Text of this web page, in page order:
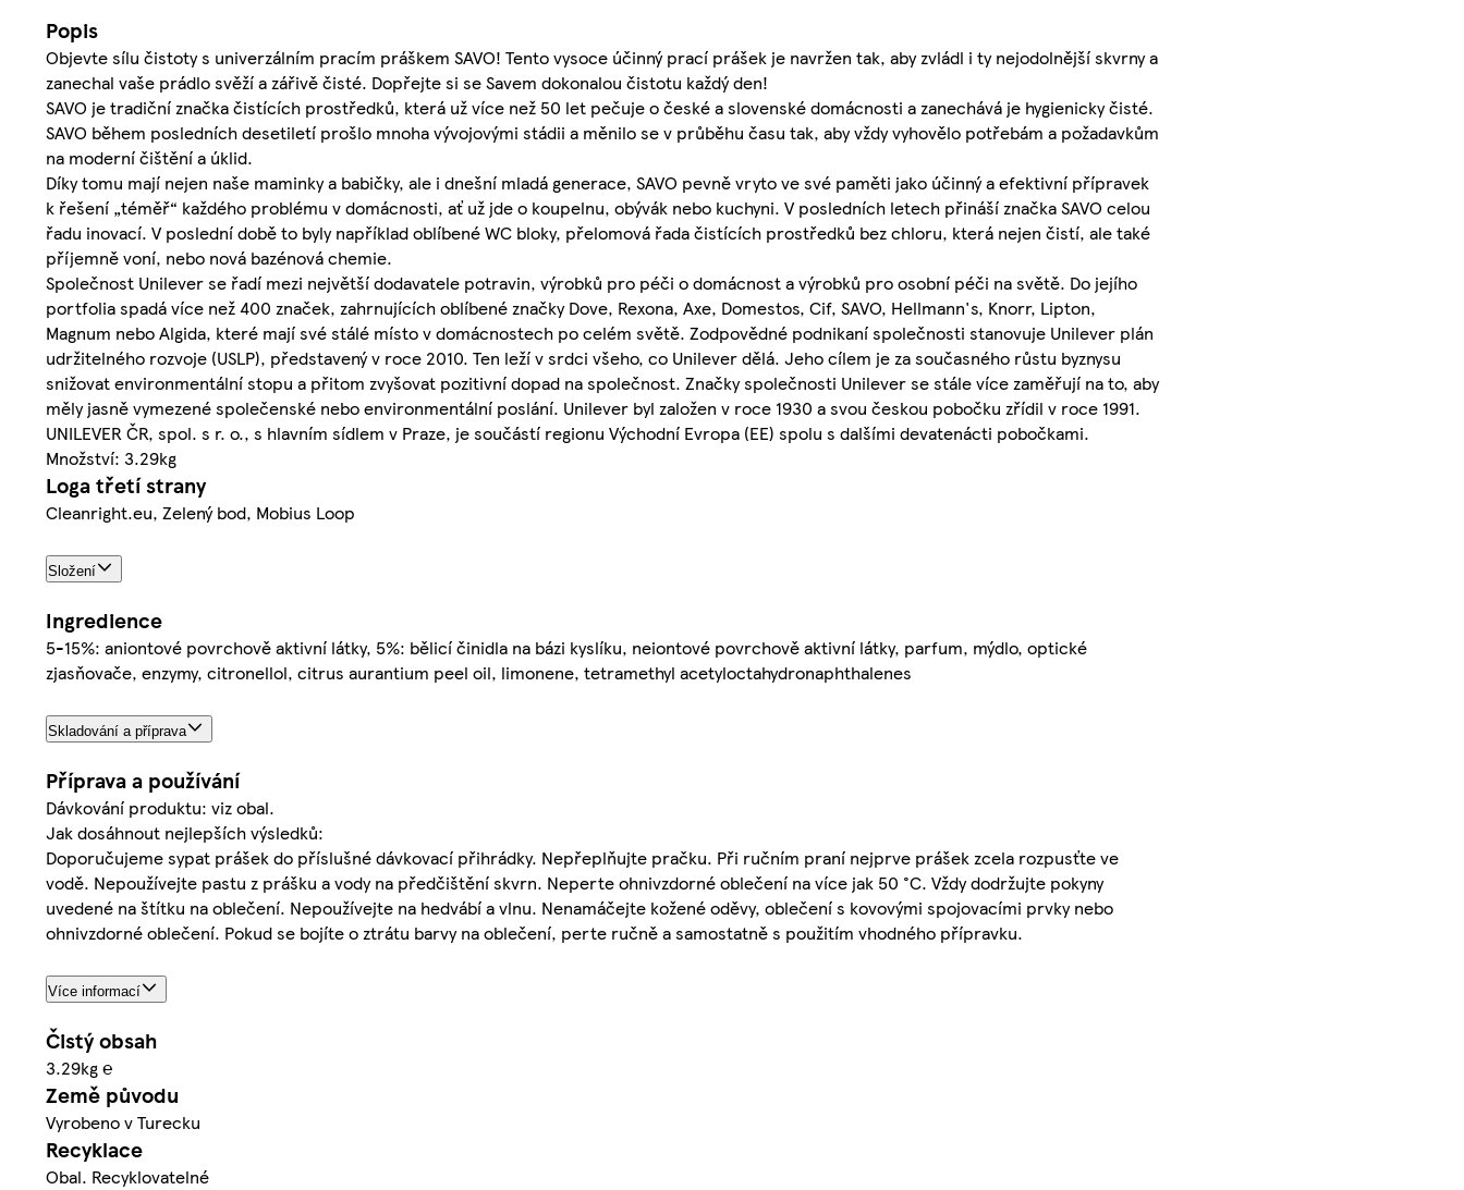
Popis
Objevte sílu čistoty s univerzálním pracím práškem SAVO! Tento vysoce účinný prací prášek je navržen tak, aby zvládl i ty nejodolnější skvrny a
zanechal vaše prádlo svěží a zářivě čisté. Dopřejte si se Savem dokonalou čistotu každý den!
SAVO je tradiční značka čistících prostředků, která už více než 50 let pečuje o české a slovenské domácnosti a zanechává je hygienicky čisté.
SAVO během posledních desetiletí prošlo mnoha vývojovými stádii a měnilo se v průběhu času tak, aby vždy vyhovělo potřebám a požadavkům
na moderní čištění a úklid.
Díky tomu mají nejen naše maminky a babičky, ale i dnešní mladá generace, SAVO pevně vryto ve své paměti jako účinný a efektivní přípravek
k řešení „téměř“ každého problému v domácnosti, ať už jde o koupelnu, obývák nebo kuchyni. V posledních letech přináší značka SAVO celou
řadu inovací. V poslední době to byly například oblíbené WC bloky, přelomová řada čistících prostředků bez chloru, která nejen čistí, ale také
příjemně voní, nebo nová bazénová chemie.
Společnost Unilever se řadí mezi největší dodavatele potravin, výrobků pro péči o domácnost a výrobků pro osobní péči na světě. Do jejího
portfolia spadá více než 400 značek, zahrnujících oblíbené značky Dove, Rexona, Axe, Domestos, Cif, SAVO, Hellmann's, Knorr, Lipton,
Magnum nebo Algida, které mají své stálé místo v domácnostech po celém světě. Zodpovědné podnikaní společnosti stanovuje Unilever plán
udržitelného rozvoje (USLP), představený v roce 2010. Ten leží v srdci všeho, co Unilever dělá. Jeho cílem je za současného růstu byznysu
snižovat environmentální stopu a přitom zvyšovat pozitivní dopad na společnost. Značky společnosti Unilever se stále více zaměřují na to, aby
měly jasně vymezené společenské nebo environmentální poslání. Unilever byl založen v roce 1930 a svou českou pobočku zřídil v roce 1991.
UNILEVER ČR, spol. s r. o., s hlavním sídlem v Praze, je součástí regionu Východní Evropa (EE) spolu s dalšími devatenácti pobočkami.
Množství: 3.29kg
Loga třetí strany
Cleanright.eu, Zelený bod, Mobius Loop
Složení
Ingredience
5-15%: aniontové povrchově aktivní látky, 5%: bělicí činidla na bázi kyslíku, neiontové povrchově aktivní látky, parfum, mýdlo, optické
zjasňovače, enzymy, citronellol, citrus aurantium peel oil, limonene, tetramethyl acetyloctahydronaphthalenes
Skladování a příprava
Příprava a používání
Dávkování produktu: viz obal.
Jak dosáhnout nejlepších výsledků:
Doporučujeme sypat prášek do příslušné dávkovací přihrádky. Nepřeplňujte pračku. Při ručním praní nejprve prášek zcela rozpusťte ve
vodě. Nepoužívejte pastu z prášku a vody na předčištění skvrn. Neperte ohnivzdorné oblečení na více jak 50 °C. Vždy dodržujte pokyny
uvedené na štítku na oblečení. Nepoužívejte na hedvábí a vlnu. Nenamáčejte kožené oděvy, oblečení s kovovými spojovacími prvky nebo
ohnivzdorné oblečení. Pokud se bojíte o ztrátu barvy na oblečení, perte ručně a samostatně s použitím vhodného přípravku.
Více informací
Čistý obsah
3.29kg ℮
Země původu
Vyrobeno v Turecku
Recyklace
Obal. Recyklovatelné